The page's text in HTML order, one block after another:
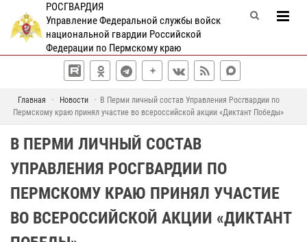
РОСГВАРДИЯ
Управление Федеральной службы войск
национальной гвардии Российской
Федерации по Пермскому краю
Главная Новости
В Перми личный состав Управления Росгвардии по
Пермскому краю принял участие во всероссийской акции «Диктант Победы»
В ПЕРМИ ЛИЧНЫЙ СОСТАВ
УПРАВЛЕНИЯ РОСГВАРДИИ ПО
ПЕРМСКОМУ КРАЮ ПРИНЯЛ УЧАСТИЕ
ВО ВСЕРОССИЙСКОЙ АКЦИИ «ДИКТАНТ